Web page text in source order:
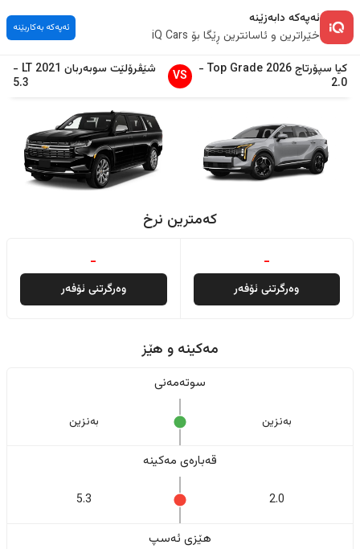
ئەپەکە دابەزێنە
خێراترین و ئاسانترین ڕێگا بۆ iQ Cars
ئەپەکە بەکاربێنە
کیا سپۆرتاج2026
Top Grade
-
2.0
VS شێڤرۆلێت سوبەربان 2021
LT
-
5.3
کەمترین نرخ
-
وەرگرتنی ئۆفەر
-
وەرگرتنی ئۆفەر
مەکینە و هێز
سوتەمەنی
بەنزین بەنزین
قەبارەی مەکینە
2.0
5.3
هێزی ئەسپ